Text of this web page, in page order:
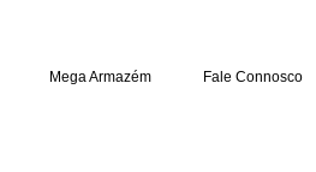
Mega Armazém Fale Connosco